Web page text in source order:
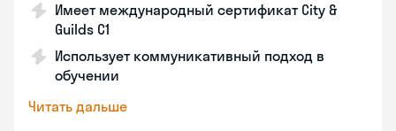
Имеет международный сертификат City &
Guilds C1
Использует коммуникативный подход в
обучении
Читать дальше